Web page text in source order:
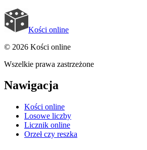
Kości online
© 2026 Kości online
Wszelkie prawa zastrzeżone
Nawigacja
Kości online
Losowe liczby
Licznik online
Orzeł czy reszka